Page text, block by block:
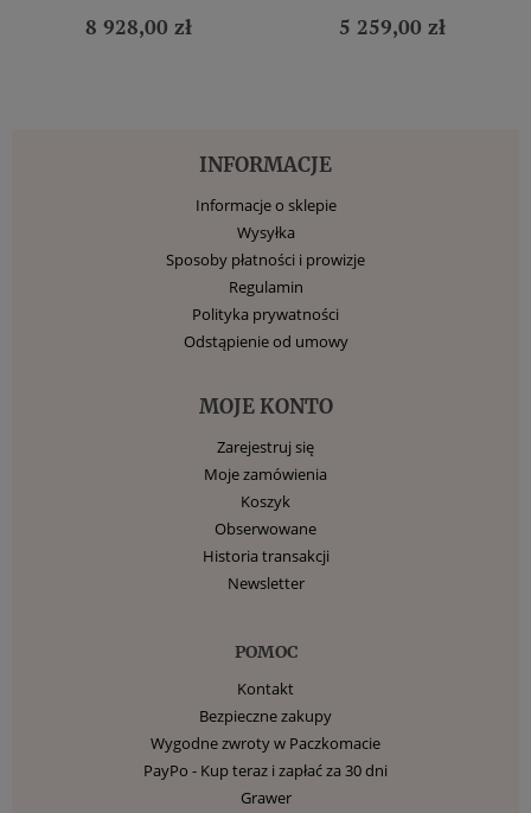
8 928,00 zł 5 259,00 zł
INFORMACJE
Informacje o sklepie
Wysyłka
Sposoby płatności i prowizje
Regulamin
Polityka prywatności
Odstąpienie od umowy
MOJE KONTO
Zarejestruj się
Moje zamówienia
Koszyk
Obserwowane
Historia transakcji
Newsletter
POMOC
Kontakt
Bezpieczne zakupy
Wygodne zwroty w Paczkomacie
PayPo - Kup teraz i zapłać za 30 dni
Grawer